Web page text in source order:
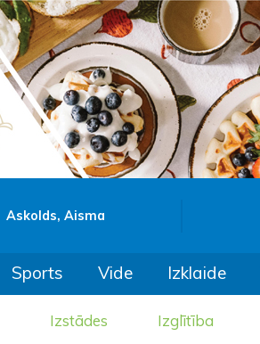
Askolds, Aisma
Sports Vide Izklaide
Izstādes Izglītība